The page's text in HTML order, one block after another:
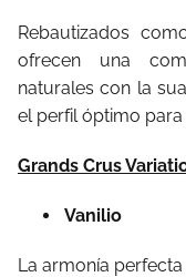
Rebautizados
ofrecen una
naturales con la
el perfil óptimo
Grands Crus
Vanilio
La armonía